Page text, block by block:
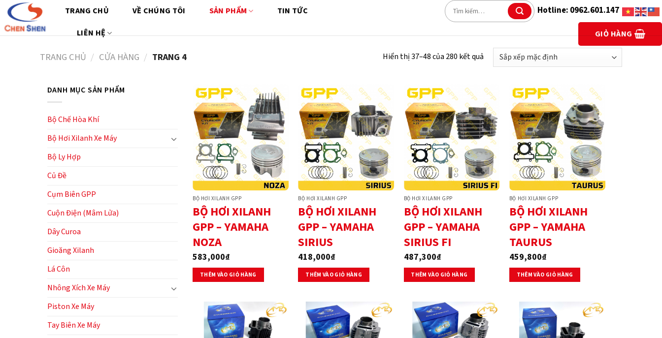
Chuyển
đến
nội
TRANG CHỦ VỀ CHÚNG TÔI SẢN PHẨM TIN TỨC
LIÊN HỆ
Tìm
kiếm:
Hotline: 0962.601.147
GIỎ HÀNG
TRANG CHỦ / CỬA HÀNG / TRANG 4 Hiển thị 37–48 của 280 kết quả
DANH MỤC SẢN PHẨM
Bộ Chế Hòa Khí
Bộ Hơi Xilanh Xe Máy
Bộ Ly Hợp
Củ Đề
Cụm Biên GPP
Cuộn Điện (Mâm Lửa)
Dây Curoa
Gioăng Xilanh
Lá Côn
Nhông Xích Xe Máy
Piston Xe Máy
Tay Biên Xe Máy
BỘ HƠI XILANH GPP
BỘ HƠI XILANH
GPP – YAMAHA
NOZA
583,000₫
THÊM VÀO GIỎ HÀNG
BỘ HƠI XILANH GPP
BỘ HƠI XILANH
GPP – YAMAHA
SIRIUS
418,000₫
THÊM VÀO GIỎ HÀNG
BỘ HƠI XILANH GPP
BỘ HƠI XILANH
GPP – YAMAHA
SIRIUS FI
487,300₫
THÊM VÀO GIỎ HÀNG
BỘ HƠI XILANH GPP
BỘ HƠI XILANH
GPP – YAMAHA
TAURUS
459,800₫
THÊM VÀO GIỎ HÀNG